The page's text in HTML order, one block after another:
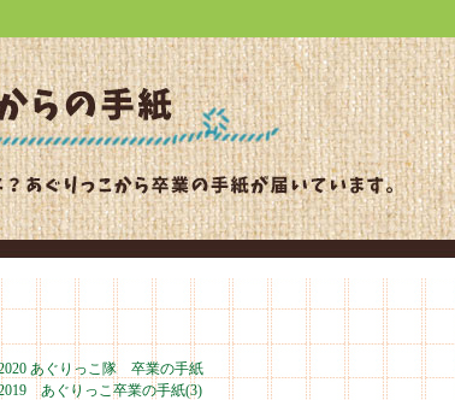
あぐりっこ隊 卒業の手紙
あぐりっこ卒業の手紙(3)